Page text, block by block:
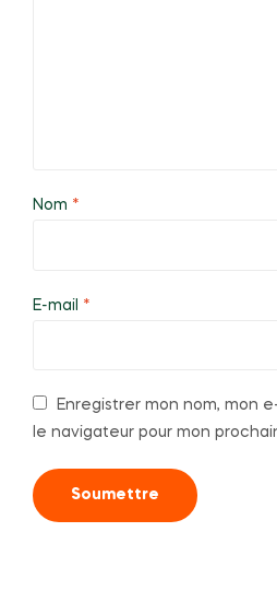
Nom *
E-mail *
Enregistrer mon nom, mon
le navigateur pour mon